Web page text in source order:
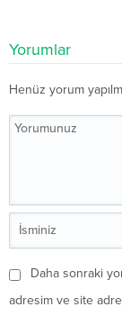
Yorumlar
Henüz yorum
Daha sonraki
adresim ve site